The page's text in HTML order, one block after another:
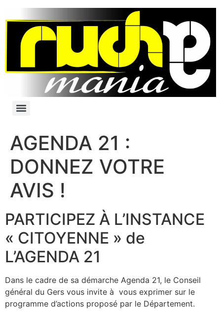
AGENDA 21 :
DONNEZ VOTRE
AVIS !
PARTICIPEZ À L’INSTANCE
« CITOYENNE » de
L’AGENDA 21
Dans le cadre de sa démarche Agenda 21, le Conseil
général du Gers vous invite à vous exprimer sur le
programme d’actions proposé par le Département.